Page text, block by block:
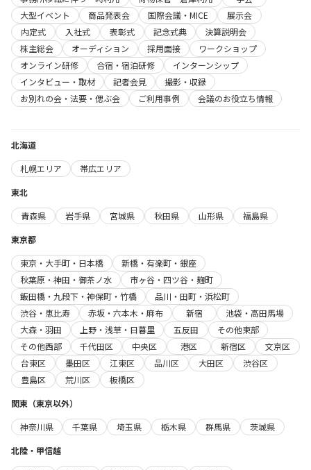
大型イベント
商品発表会 国際会議・MICE
展示会
内定式
入社式 表彰式 記念式典
決算説明会
株主総会
オーディション 採用面接
ワークショップ
オンライン研修
合宿・宿泊研修
インターンシップ
インタビュー・取材
記者会見
撮影・収録
お別れの会・法要・偲ぶ会
ご利用事例 会議のお役立ち情報
北海道
札幌エリア
帯広エリア
東北
青森県
岩手県 宮城県 秋田県 山形県
福島県
東京都
東京・大手町・日本橋
新橋・有楽町・銀座
秋葉原・神田・御茶ノ水
市ヶ谷・四ツ谷・麹町
飯田橋・九段下・神保町・竹橋
品川・田町・浜松町
渋谷・恵比寿
赤坂・六本木・麻布 新宿
池袋・高田馬場
大森・羽田
上野・浅草・日暮里 五反田
その他東部
その他西部
千代田区 中央区 港区 新宿区
文京区
台東区
墨田区 江東区 品川区 大田区
渋谷区
豊島区
荒川区
板橋区
関東（東京以外）
神奈川県
千葉県 埼玉県 栃木県 群馬県
茨城県
北陸・甲信越